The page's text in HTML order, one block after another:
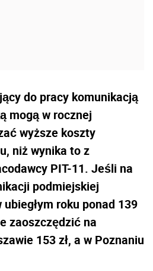
do pracy komunikacją
mogą w rocznej
wyższe koszty
niż wynika to z
PIT-11. Jeśli na
podmiejskiej
ubiegłym roku ponad 139
zaoszczędzić na
153 zł, a w Poznaniu